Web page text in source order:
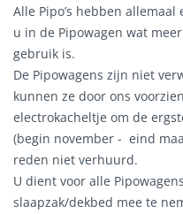
Alle Pipo’s hebben
u in de Pipowagen wat
gebruik is.
De Pipowagens zijn niet
kunnen ze door ons
electrokacheltje om de
(begin november - eind
reden niet verhuurd.
U dient voor alle
slaapzak/dekbed mee te